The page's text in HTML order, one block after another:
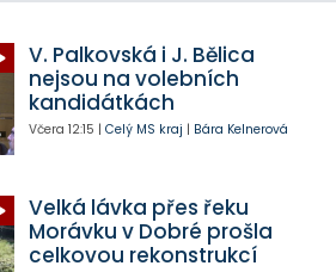
V. Palkovská i J. Bělica
nejsou na volebních
kandidátkách
Včera 12:15 | Celý MS kraj | Bára Kelnerová
Velká lávka přes řeku
Morávku v Dobré prošla
celkovou rekonstrukcí